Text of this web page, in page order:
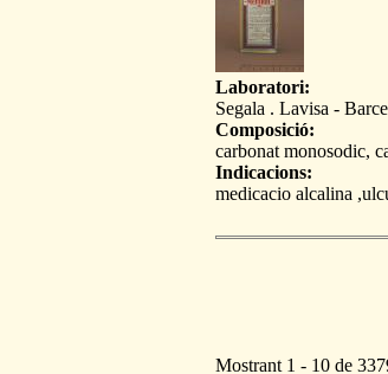
Laboratori:
Segala . Lavisa -
Composició:
carbonat monosodic,
Indicacions:
medicacio alcalina
Mostrant 1 - 10 de